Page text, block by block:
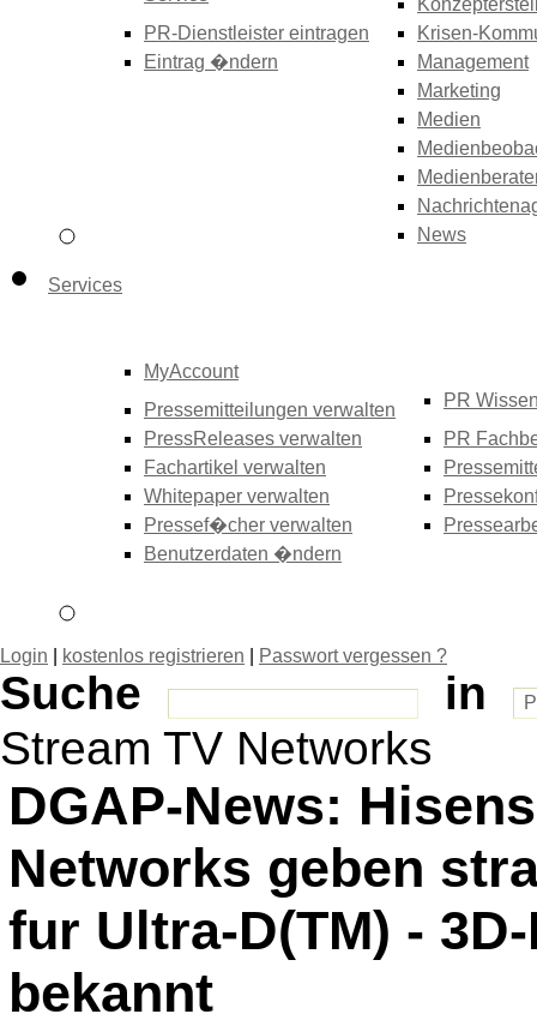
PR-Dienstleister eintragen
Eintrag �ndern
Krisen-
Management
Marketing
Medien
News
Services
MyAccount
Pressemitteilungen verwalten
PressReleases verwalten
Fachartikel verwalten
Whitepaper verwalten
Pressef�cher verwalten
Benutzerdaten �ndern
PR
PR
Login kostenlos registrieren Passwort vergessen ?
Suche
in
Stream TV Networks
DGAP-News:
Networks geben
fur Ultra-D(TM) -
bekannt